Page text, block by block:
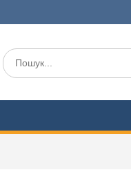
Шукати: